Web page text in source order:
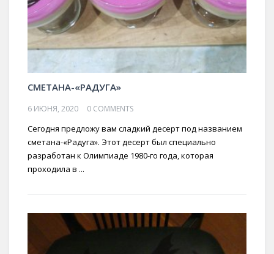
СМЕТАНА-«РАДУГА»
6 ИЮНЯ, 2020 0 COMMENTS
Сегодня предложу вам сладкий десерт под названием
сметана-«Радуга». Этот десерт был специально
разработан к Олимпиаде 1980-го года, которая
проходила в ...